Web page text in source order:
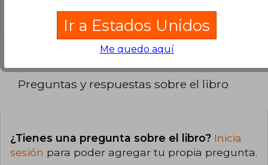
Preguntas y respuestas sobre el libro
¿Tienes una pregunta sobre el libro? Inicia
sesión para poder agregar tu propia pregunta.
Ir a Estados Unidos
Me quedo aquí